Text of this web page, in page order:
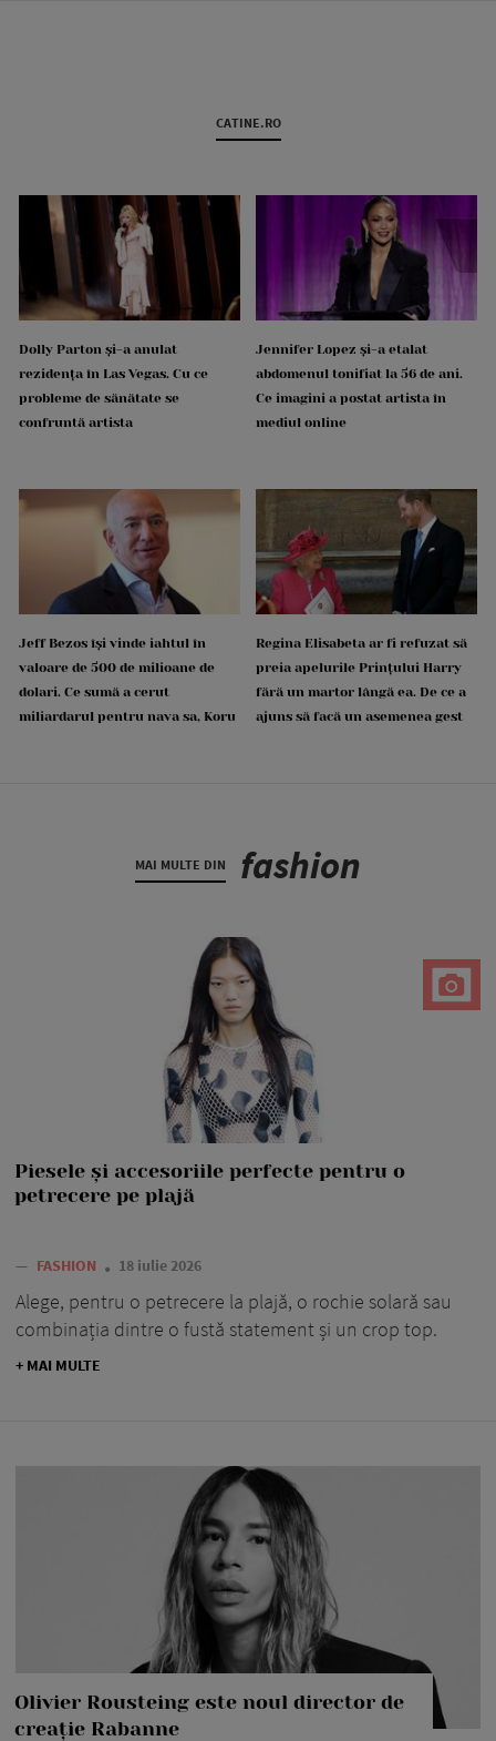
CATINE.RO
Dolly Parton și-a anulat
rezidența în Las Vegas. Cu ce
probleme de sănătate se
confruntă artista
Jennifer Lopez și-a etalat
abdomenul tonifiat la 56 de ani.
Ce imagini a postat artista în
mediul online
Jeff Bezos își vinde iahtul în
valoare de 500 de milioane de
dolari. Ce sumă a cerut
miliardarul pentru nava sa, Koru
Regina Elisabeta ar fi refuzat să
preia apelurile Prințului Harry
fără un martor lângă ea. De ce a
ajuns să facă un asemenea gest
MAI MULTE DIN fashion
Piesele și accesoriile perfecte pentru o
petrecere pe plajă
— FASHION 18 iulie 2026
Alege, pentru o petrecere la plajă, o rochie solară sau
combinația dintre o fustă statement și un crop top.
+ MAI MULTE
Olivier Rousteing este noul director de
creație Rabanne